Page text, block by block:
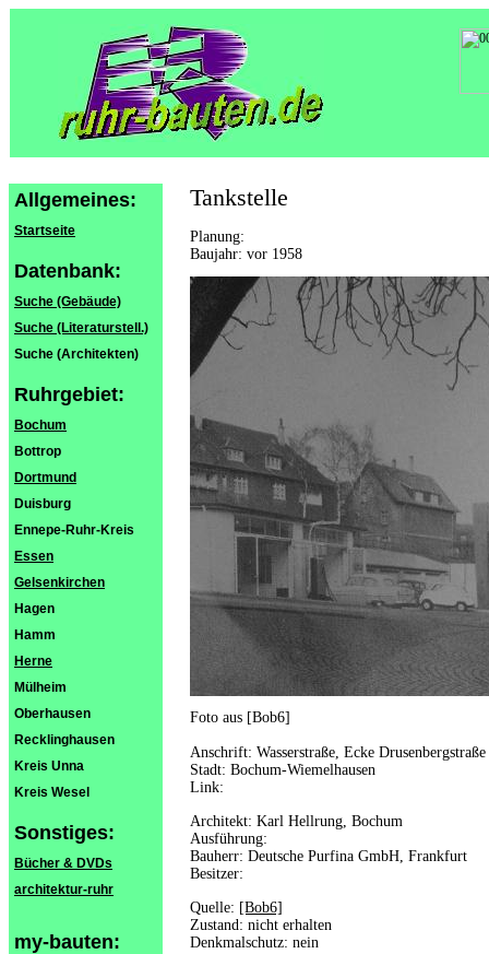
Allgemeines:
Startseite
Datenbank:
Suche (Gebäude)
Suche (Literaturstell.)
Suche (Architekten)
Ruhrgebiet:
Bochum
Bottrop
Dortmund
Duisburg
Ennepe-Ruhr-Kreis
Essen
Gelsenkirchen
Hagen
Hamm
Herne
Mülheim
Oberhausen
Recklinghausen
Kreis Unna
Kreis Wesel
Sonstiges:
Bücher & DVDs
architektur-ruhr
my-bauten:
Tankstelle
Planung:
Baujahr: vor 1958
Foto aus [Bob6]
Anschrift: Wasserstraße, Ecke Drusenbergstraße
Stadt: Bochum-Wiemelhausen
Link:
Architekt: Karl Hellrung, Bochum
Ausführung:
Bauherr: Deutsche Purfina GmbH, Frankfurt
Besitzer:
Quelle: [Bob6]
Zustand: nicht erhalten
Denkmalschutz: nein